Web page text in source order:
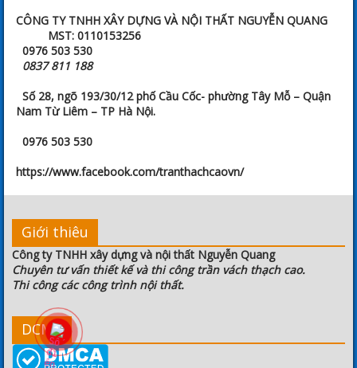
CÔNG TY TNHH XÂY DỰNG VÀ NỘI THẤT NGUYỄN QUANG
MST: 0110153256
0976 503 530
0837 811 188
Số 28, ngõ 193/30/12 phố Cầu Cốc- phường Tây Mỗ – Quận
Nam Từ Liêm – TP Hà Nội.
0976 503 530
https://www.facebook.com/tranthachcaovn/
Giới thiêu
Công ty TNHH xây dựng và nội thất Nguyễn Quang
Chuyên tư vấn thiết kế và thi công trần vách thạch cao.
Thi công các công trình nội thất.
DCMA